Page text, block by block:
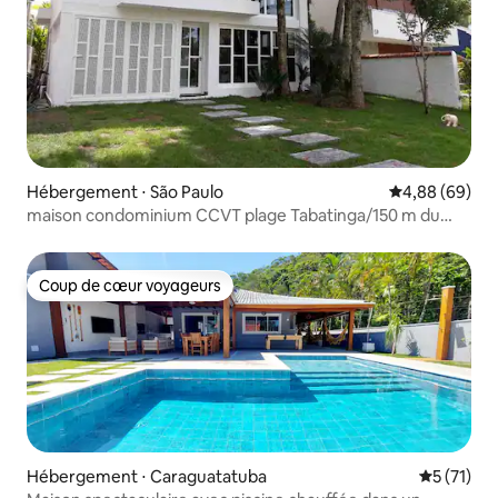
Hébergement ⋅ São Paulo Évaluation
4,88 (69)
maison condominium CCVT plage Tabatinga/150 m du
Coup de cœur voyageurs
Coup de cœur voyageurs
Hébergement ⋅ Caraguatatuba
5 (71)